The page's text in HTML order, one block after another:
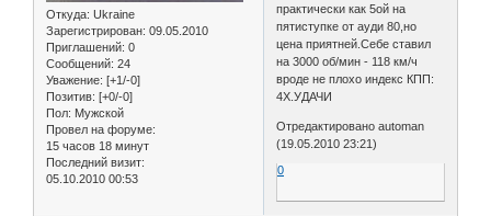
Откуда: Ukraine
Зарегистрирован: 09.05.2010
Приглашений: 0
Сообщений: 24
Уважение: [+1/-0]
Позитив: [+0/-0]
Пол: Мужской
Провел на форуме:
15 часов 18 минут
Последний визит:
05.10.2010 00:53
практически как 5ой на
пятиступке от ауди 80,но
цена приятней.Себе ставил
на 3000 об/мин - 118 км/ч
вроде не плохо индекс КПП:
4Х.УДАЧИ
Отредактировано automan
(19.05.2010 23:21)
0